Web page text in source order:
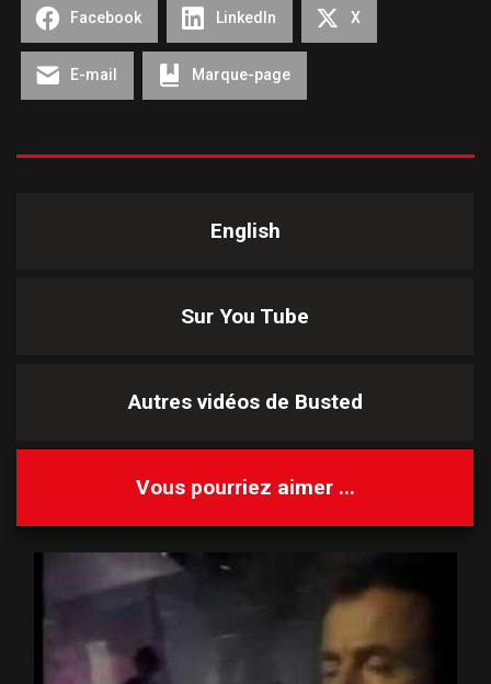
Facebook LinkedIn X
E-mail Marque-page
English
Sur You Tube
Autres vidéos de Busted
Vous pourriez aimer ...